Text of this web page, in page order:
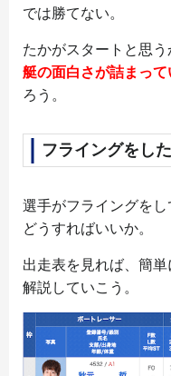
では勝てない。
たかがスタートと思う
艇の面白さが詰まっ
ろう。
フライングをし
選手がフライングを
どうすればいいか。
出走表を見れば、簡
解説していこう。